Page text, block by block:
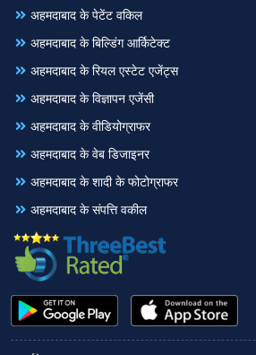
अहमदाबाद के पेटेंट वकिल
अहमदाबाद के बिल्डिंग आर्किटेक्ट
अहमदाबाद के रियल एस्टेट एजेंट्स
अहमदाबाद के विज्ञापन एजेंसी
अहमदाबाद के वीडियोग्राफर
अहमदाबाद के वेब डिजाइनर
अहमदाबाद के शादी के फोटोग्राफर
अहमदाबाद के संपत्ति वकील